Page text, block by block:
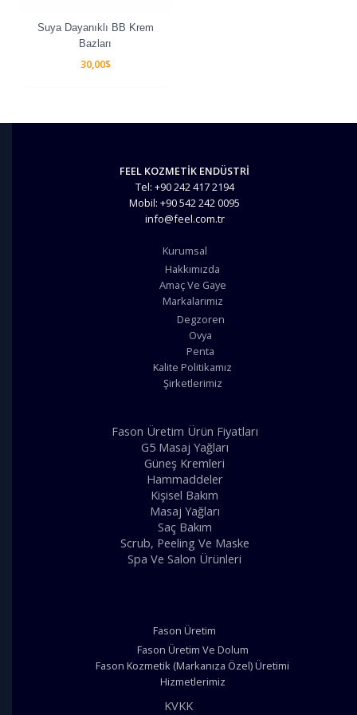
Suya Dayanıklı BB Krem
Bazları
30,00$
FEEL KOZMETİK ENDÜSTRİ
Tel: +90 242 417 2194
Mobil: +90 542 242 0095
info@feel.com.tr
Kurumsal
Hakkımızda
Amaç Ve Gaye
Markalarımız
Degzoren
Ovya
Penta
Kalite Politikamız
Şirketlerimiz
Fason Üretim Ürün Fiyatları
G5 Masaj Yağları
Güneş Kremleri
Hammaddeler
Kişisel Bakım
Masaj Yağları
Saç Bakım
Scrub, Peeling Ve Maske
Spa Ve Salon Ürünleri
Fason Üretim
Fason Üretim Ve Dolum
Fason Kozmetik (Markanıza Özel) Üretimi
Hizmetlerimiz
KVKK